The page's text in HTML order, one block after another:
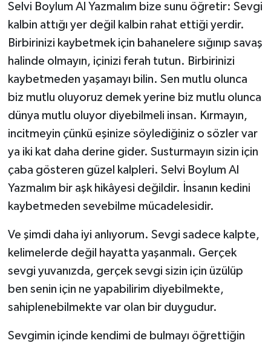
Selvi Boylum Al Yazmalım bize sunu öğretir: Sevgi
kalbin attığı yer değil kalbin rahat ettiği yerdir.
Birbirinizi kaybetmek için bahanelere sığınıp savaş
halinde olmayın, içinizi ferah tutun. Birbirinizi
kaybetmeden yaşamayı bilin. Sen mutlu olunca
biz mutlu oluyoruz demek yerine biz mutlu olunca
dünya mutlu oluyor diyebilmeli insan. Kırmayın,
incitmeyin çünkü eşinize söylediğiniz o sözler var
ya iki kat daha derine gider. Susturmayın sizin için
çaba gösteren güzel kalpleri. Selvi Boylum Al
Yazmalım bir aşk hikâyesi değildir. İnsanın kedini
kaybetmeden sevebilme mücadelesidir.
Ve şimdi daha iyi anlıyorum. Sevgi sadece kalpte,
kelimelerde değil hayatta yaşanmalı. Gerçek
sevgi yuvanızda, gerçek sevgi sizin için üzülüp
ben senin için ne yapabilirim diyebilmekte,
sahiplenebilmekte var olan bir duygudur.
Sevgimin içinde kendimi de bulmayı öğrettiğin